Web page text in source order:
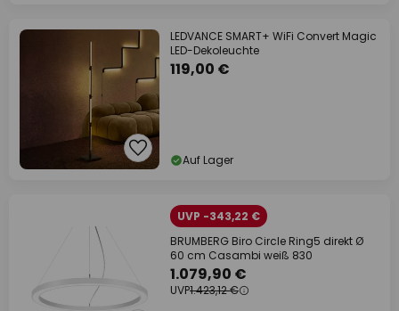
LEDVANCE SMART+ WiFi Convert Magic
LED-Dekoleuchte
119,00 €
Auf Lager
UVP -343,22 €
BRUMBERG Biro Circle Ring5 direkt Ø
60 cm Casambi weiß 830
1.079,90 €
UVP1.423,12 €